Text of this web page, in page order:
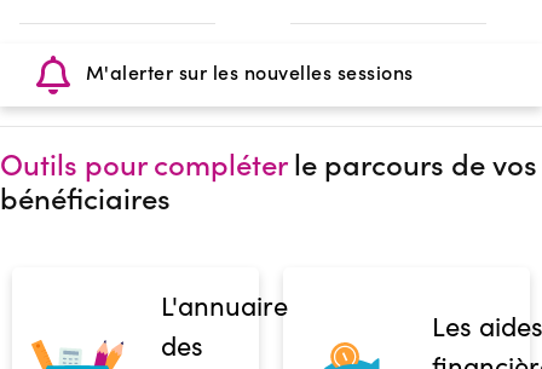
M'alerter sur les nouvelles sessions
Outils pour compléterle parcours de vos
bénéficiaires
L'annuaire
des
Les aides